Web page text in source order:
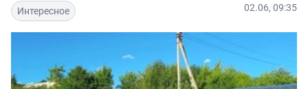
Интересное 02.06, 09:35